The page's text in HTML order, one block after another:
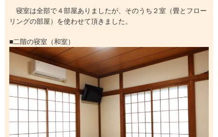
寝室は全部で４部屋ありましたが、そのうち２室（畳とフロー
リングの部屋）を使わせて頂きました。
■二階の寝室（和室）